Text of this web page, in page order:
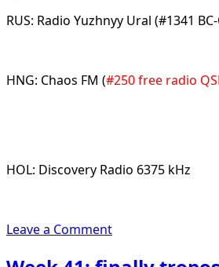
RUS: Radio Yuzhnyy Ural (#1341
HNG: Chaos FM (#250 free radio
HOL: Discovery Radio 6375 kHz
Leave a Comment